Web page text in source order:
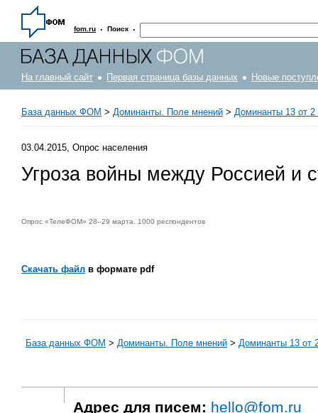
fom.ru · Поиск ·
На главный сайт Первая страница базы данных Новые
База данных ФОМ > Доминанты. Поле мнений > Доминанты 13 от 2
03.04.2015, Опрос населения
Угроза войны между Россией и
Опрос «ТелеФОМ» 28–29 марта. 1000 респондентов
Скачать файл в формате pdf
База данных ФОМ > Доминанты. Поле мнений > Доминанты 13 от
Адрес для писем: hello@fom.ru